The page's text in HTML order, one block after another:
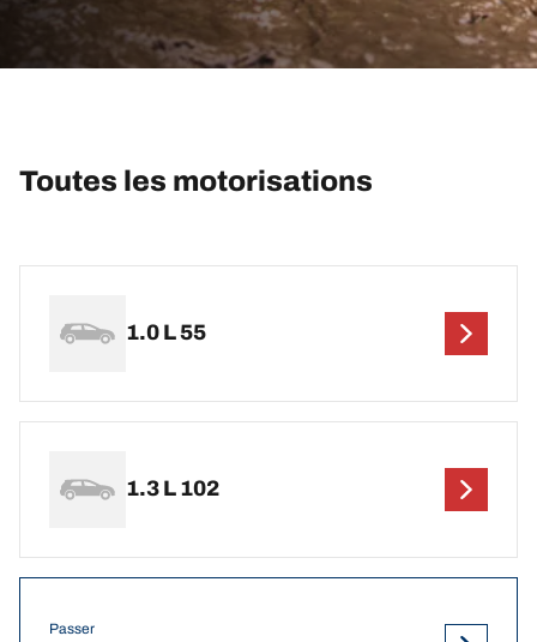
Toutes les motorisations
1.0 L 55
1.3 L 102
Passer